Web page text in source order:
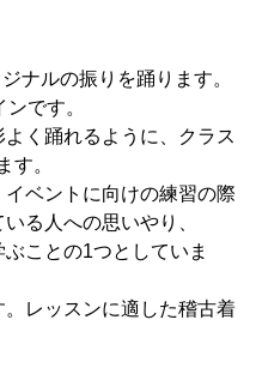
ナルの振りを踊ります。
です。
く踊れるように、クラス
す。
ベントに向けの練習の際
る人への思いやり、
ことの1つとしていま
レッスンに適した稽古着